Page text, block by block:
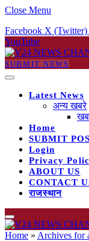
Close Menu
Facebook X (Twitter)
YouTube
SUBMIT NEWS
Latest News
अन्य खबरे
Home
SUBMIT
Login
Privacy
ABOUT US
CONTACT
राजस्थान
Home » Archives for